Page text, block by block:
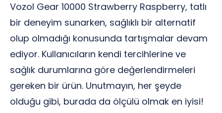
Vozol Gear 10000 Strawberry Raspberry, tatlı
bir deneyim sunarken, sağlıklı bir alternatif
olup olmadığı konusunda tartışmalar devam
ediyor. Kullanıcıların kendi tercihlerine ve
sağlık durumlarına göre değerlendirmeleri
gereken bir ürün. Unutmayın, her şeyde
olduğu gibi, burada da ölçülü olmak en iyisi!